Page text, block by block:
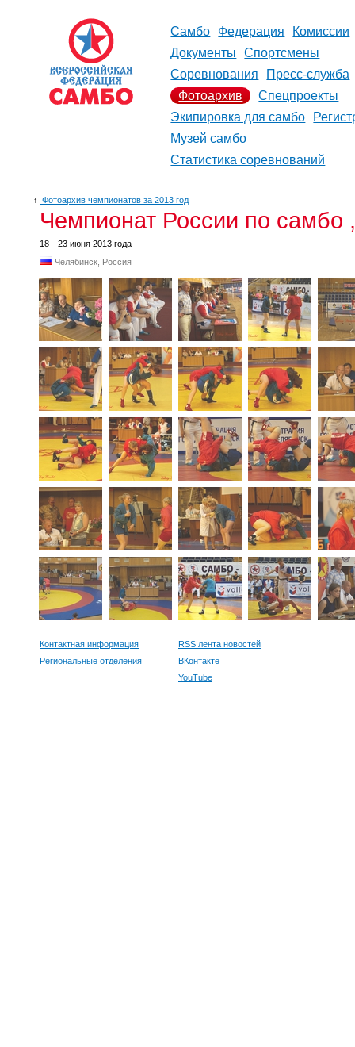
Самбо Федерация
Комиссии
Документы
Спортсмены
Соревнования
Пресс-служба
Фотоархив
Спецпроекты
Экипировка для самбо
Музей самбо
Статистика соревнований
↑ Фотоархив чемпионатов за 2013 год
Чемпионат России по самбо
18—23 июня 2013 года
Челябинск, Россия
Контактная информация
Региональные отделения
RSS лента новостей
ВКонтакте
YouTube